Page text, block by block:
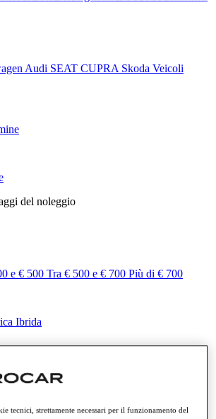
Audi SEAT CUPRA Skoda Veicoli
del noleggio
e € 500 Tra € 500 e € 700 Più di € 700
Ibrida
Le persone
tecnici, strettamente necessari per il funzionamento del